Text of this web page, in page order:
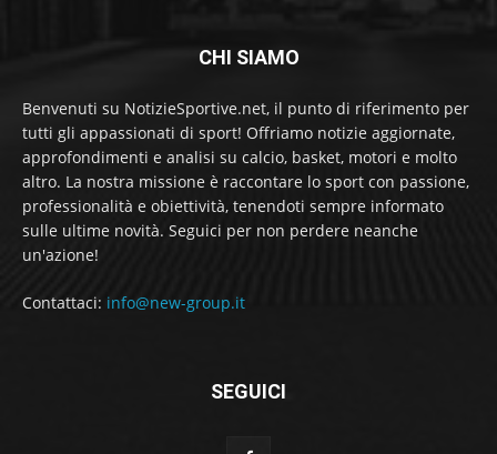
CHI SIAMO
Benvenuti su NotizieSportive.net, il punto di riferimento per
tutti gli appassionati di sport! Offriamo notizie aggiornate,
approfondimenti e analisi su calcio, basket, motori e molto
altro. La nostra missione è raccontare lo sport con passione,
professionalità e obiettività, tenendoti sempre informato
sulle ultime novità. Seguici per non perdere neanche
un'azione!
Contattaci: info@new-group.it
SEGUICI